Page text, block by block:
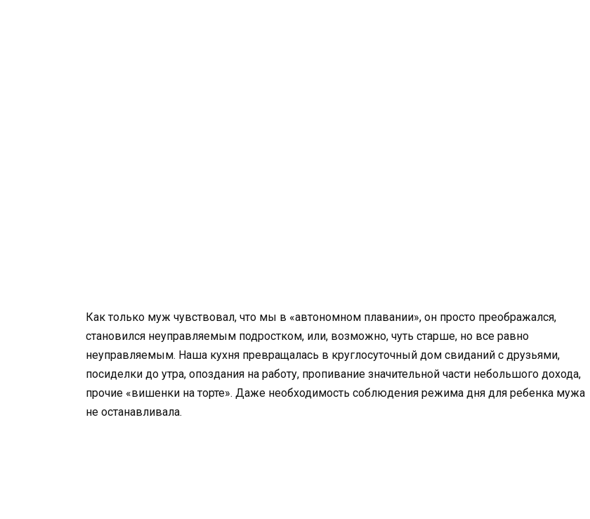
Как только муж чувствовал, что мы в «автономном плавании», он просто преображался,
становился неуправляемым подростком, или, возможно, чуть старше, но все равно
неуправляемым. Наша кухня превращалась в круглосуточный дом свиданий с друзьями,
посиделки до утра, опоздания на работу, пропивание значительной части небольшого дохода,
прочие «вишенки на торте». Даже необходимость соблюдения режима дня для ребенка мужа
не останавливала.